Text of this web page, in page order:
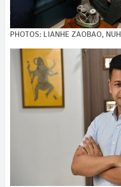
PHOTOS: LIANHE ZAOBAO, NUH